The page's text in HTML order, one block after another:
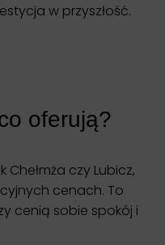
w przyszłość.
oferują?
czy Lubicz,
cenach. To
cenią sobie spokój i